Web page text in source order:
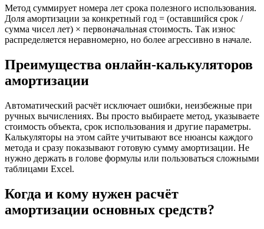
Метод суммирует номера лет срока полезного использования.
Доля амортизации за конкретный год = (оставшийся срок /
сумма чисел лет) × первоначальная стоимость. Так износ
распределяется неравномерно, но более агрессивно в начале.
Преимущества онлайн-калькуляторов
амортизации
Автоматический расчёт исключает ошибки, неизбежные при
ручных вычислениях. Вы просто выбираете метод, указываете
стоимость объекта, срок использования и другие параметры.
Калькуляторы на этом сайте учитывают все нюансы каждого
метода и сразу показывают готовую сумму амортизации. Не
нужно держать в голове формулы или пользоваться сложными
таблицами Excel.
Когда и кому нужен расчёт
амортизации основных средств?